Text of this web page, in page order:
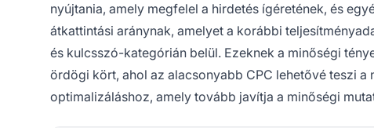
nyújtania, amely megfelel a hirdetés ígéretének, és
átkattintási aránynak, amelyet a korábbi
és kulcsszó-kategórián belül. Ezeknek a minőségi
ördögi kört, ahol az alacsonyabb CPC lehetővé teszi
optimalizáláshoz, amely tovább javítja a minőségi